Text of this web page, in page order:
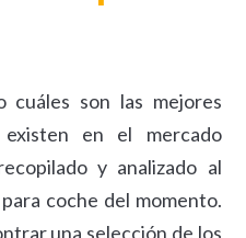
cuáles son las mejores
en el mercado
y analizado al
coche del momento.
una selección de los